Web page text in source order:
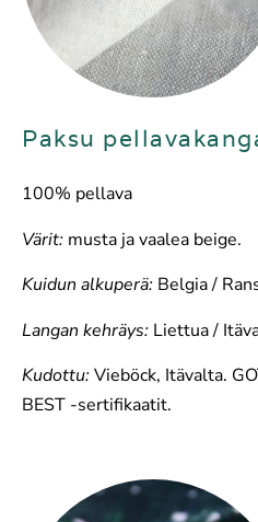
Paksu
100% pellava
Värit: musta ja vaalea beige.
Kuidun alkuperä: Belgia /
Langan kehräys: Liettua /
Kudottu:Vieböck, Itävalta.
BEST -sertifikaatit.